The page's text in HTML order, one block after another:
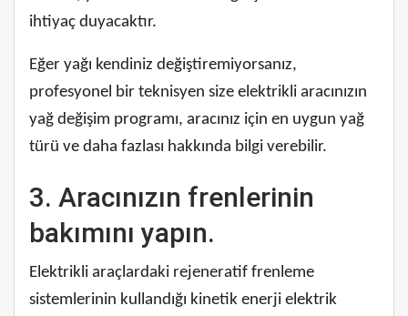
ihtiyaç duyacaktır.
Eğer yağı kendiniz değiştiremiyorsanız,
profesyonel bir teknisyen size elektrikli aracınızın
yağ değişim programı, aracınız için en uygun yağ
türü ve daha fazlası hakkında bilgi verebilir.
3. Aracınızın frenlerinin
bakımını yapın.
Elektrikli araçlardaki rejeneratif frenleme
sistemlerinin kullandığı kinetik enerji elektrik